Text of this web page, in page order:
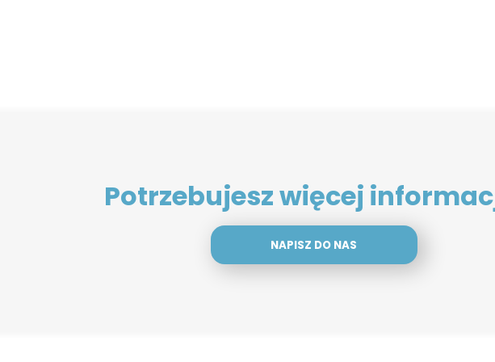
Potrzebujesz więcej
NAPISZ DO NAS